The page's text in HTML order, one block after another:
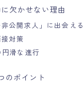
欠かせない理由
公開求人」に出会える
対策
滑な進行
のポイント